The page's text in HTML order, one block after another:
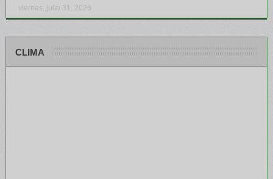
viernes, julio 31, 2026
CLIMA